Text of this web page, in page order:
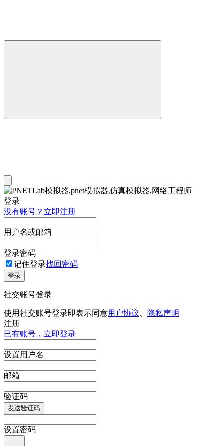
登录
没有账号？立即注册
用户名或邮箱
登录密码
记住登录找回密码
登录
社交账号登录
使用社交账号登录即表示同意用户协议
隐私声明
注册
已有账号，立即登录
设置用户名
邮箱
验证码
发送验证码
设置密码